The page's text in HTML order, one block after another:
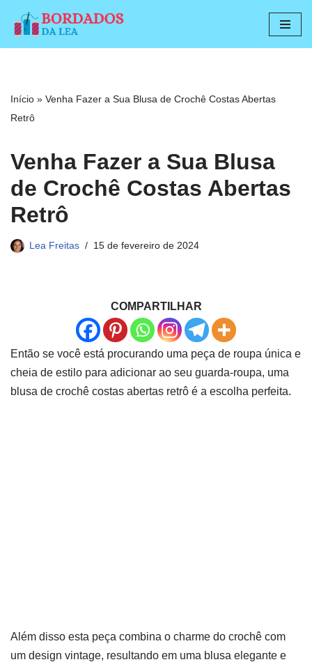
Pular
conteúdo
Início » Venha Fazer a Sua Blusa de Crochê Costas Abertas
Retrô
Venha Fazer a Sua Blusa
de Crochê Costas Abertas
Retrô
Lea Freitas 15 de fevereiro de 2024
COMPARTILHAR
Então se você está procurando uma peça de roupa única e
cheia de estilo para adicionar ao seu guarda-roupa, uma
blusa de crochê costas abertas retrô é a escolha perfeita.
Além disso esta peça combina o charme do crochê com
um design vintage, resultando em uma blusa elegante e